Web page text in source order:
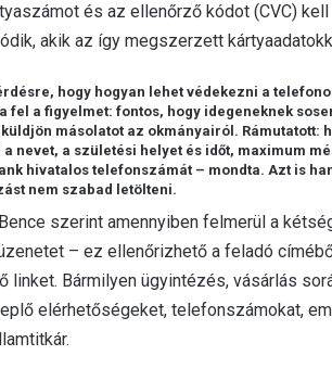
és az ellenőrző kódot (CVC)
akik az így megszerzett
hogy hogyan lehet védekezni a
fel a figyelmet: fontos, hogy idegeneknek
másolatot az okmányairól. Rámutatott:
a nevet, a születési helyet és időt, maximum
hivatalos telefonszámát – mondta. Azt is
nem szabad letölteni.
szerint amennyiben felmerül a
– ez ellenőrizhető a feladó
linket. Bármilyen ügyintézés, vásárlás
elérhetőségeket, telefonszámokat,